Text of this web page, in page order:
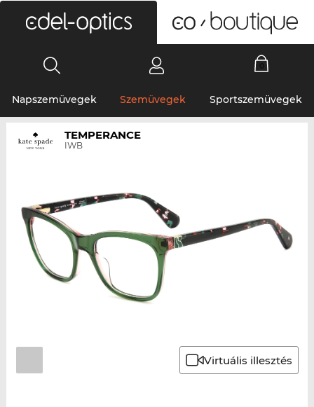
Napszemüvegek Szemüvegek Sportszemüvegek
TEMPERANCE
IWB
Virtuális illesztés